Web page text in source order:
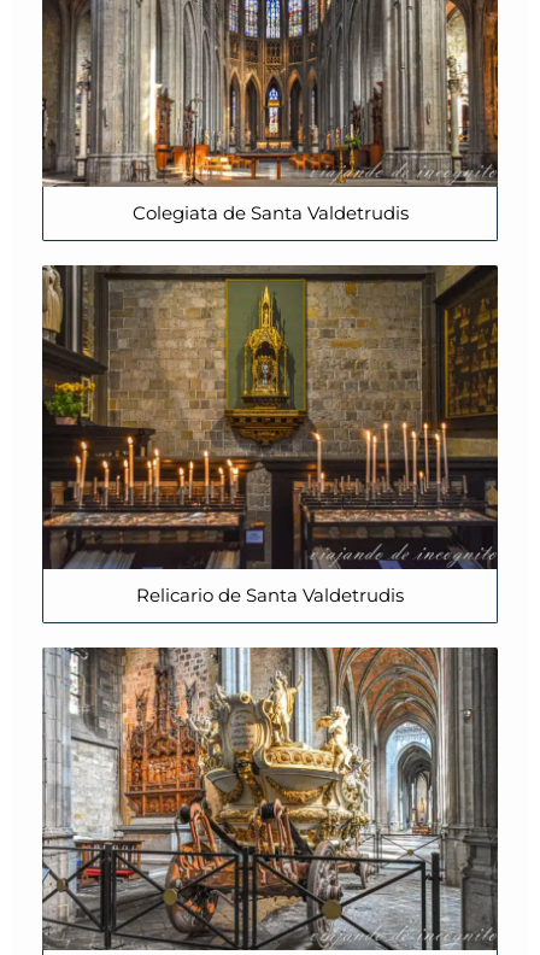
Colegiata de Santa Valdetrudis
Relicario de Santa Valdetrudis